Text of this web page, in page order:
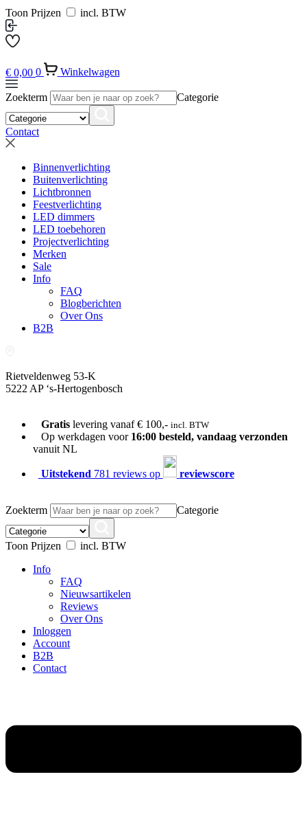
Toon Prijzen incl. BTW
€ 0,00 0 Winkelwagen
Zoekterm Categorie
Contact
Binnenverlichting
Buitenverlichting
Lichtbronnen
Feestverlichting
LED dimmers
LED toebehoren
Projectverlichting
Merken
Sale
Info
FAQ
Blogberichten
Over Ons
B2B
Rietveldenweg 53-K
5222 AP ‘s-Hertogenbosch
Gratislevering vanaf € 100,- incl. BTW
Op werkdagen voor 16:00 besteld, vandaag verzonden
vanuit NL
Uitstekend 781 reviews op reviewscore
Zoekterm Categorie
Toon Prijzen
incl. BTW
Info
FAQ
Nieuwsartikelen
Reviews
Over Ons
Inloggen
Account
B2B
Contact